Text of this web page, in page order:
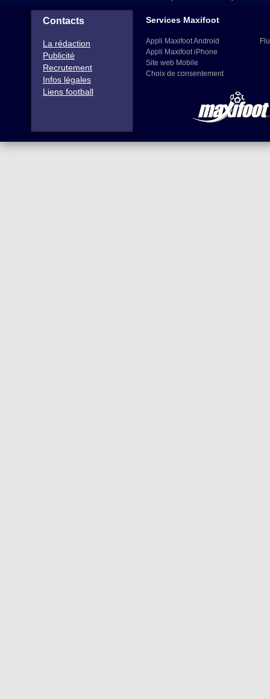
Contacts
La rédaction
Publicité
Recrutement
Infos légales
Liens football
Services Maxifoot
Appli Maxifoot Android
Appli Maxifoot iPhone
Site web Mobile
Choix de consentement